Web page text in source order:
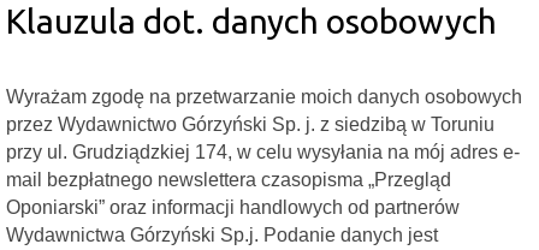
Klauzula dot. danych osobowych
Wyrażam zgodę na przetwarzanie moich danych osobowych
przez Wydawnictwo Górzyński Sp. j. z siedzibą w Toruniu
przy ul. Grudziądzkiej 174, w celu wysyłania na mój adres e-
mail bezpłatnego newslettera czasopisma „Przegląd
Oponiarski” oraz informacji handlowych od partnerów
Wydawnictwa Górzyński Sp.j. Podanie danych jest